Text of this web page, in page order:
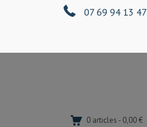
07 69 94 13 47
0 articles - 0,00 €